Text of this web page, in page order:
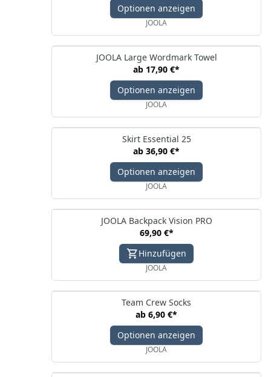
Optionen anzeigen
JOOLA
JOOLA Large Wordmark Towel
ab 17,90 €*
Optionen anzeigen
JOOLA
Skirt Essential 25
ab 36,90 €*
Optionen anzeigen
JOOLA
JOOLA Backpack Vision PRO
69,90 €*
Hinzufügen
JOOLA
Team Crew Socks
ab 6,90 €*
Optionen anzeigen
JOOLA